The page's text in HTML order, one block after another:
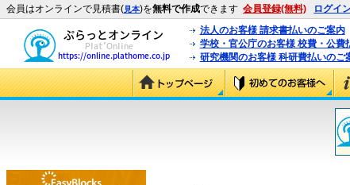
会員はオンラインで見積書(見本)を無料で作成できます 会員登録(無料) ログイ
法人のお客様 請求書払いのご案内
学校・官公庁のお客様 校費・公費
研究機関のお客様 科研費払いのご